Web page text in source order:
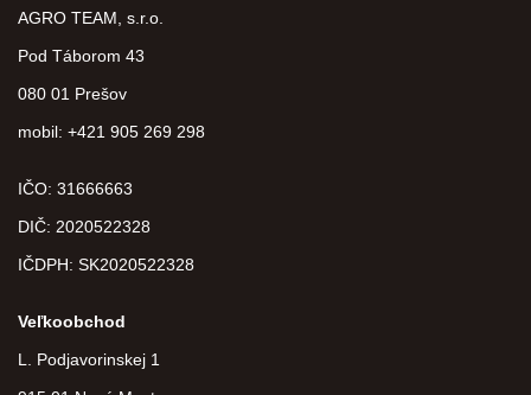
AGRO TEAM, s.r.o.
Pod Táborom 43
080 01 Prešov
mobil: +421 905 269 298
IČO: 31666663
DIČ: 2020522328
IČDPH: SK2020522328
Veľkoobchod
L. Podjavorinskej 1